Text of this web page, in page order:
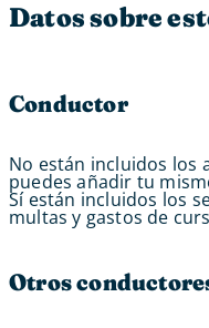
Datos sobre
Conductor
No están incluidos los
puedes añadir tu
Sí están incluidos los
multas y gastos de
Otros